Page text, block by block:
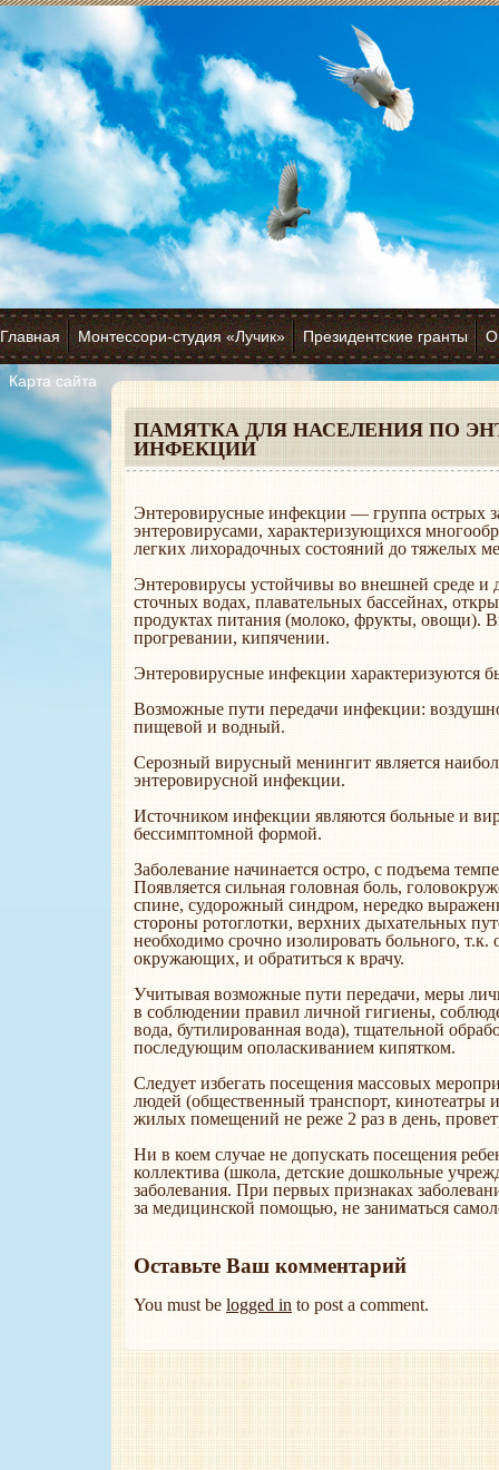
Главная Монтессори-студия «Лучик» Президентские гранты О
Карта сайта
ПАМЯТКА ДЛЯ НАСЕЛЕНИЯ ПО
ИНФЕКЦИИ
Энтеровирусные инфекции — группа острых
энтеровирусами, характеризующихся
легких лихорадочных состояний до тяжелых
Энтеровирусы устойчивы во внешней среде и
сточных водах, плавательных бассейнах,
продуктах питания (молоко, фрукты, овощи).
прогревании, кипячении.
Энтеровирусные инфекции характеризуются
Возможные пути передачи инфекции:
пищевой и водный.
Серозный вирусный менингит является
энтеровирусной инфекции.
Источником инфекции являются больные и
бессимптомной формой.
Заболевание начинается остро, с подъема
Появляется сильная головная боль,
спине, судорожный синдром, нередко
стороны ротоглотки, верхних дыхательных
необходимо срочно изолировать больного, т.к.
окружающих, и обратиться к врачу.
Учитывая возможные пути передачи, меры
в соблюдении правил личной гигиены,
вода, бутилированная вода), тщательной
последующим ополаскиванием кипятком.
Следует избегать посещения массовых
людей (общественный транспорт, кинотеатры
жилых помещений не реже 2 раз в день,
Ни в коем случае не допускать посещения
коллектива (школа, детские дошкольные
заболевания. При первых признаках
за медицинской помощью, не заниматься
Оставьте Ваш комментарий
You must be logged in to post a comment.